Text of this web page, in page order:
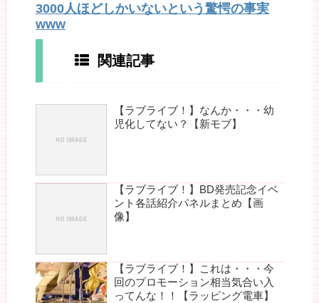
3000人ほどしかいないという驚愕の事実
www
関連記事
【ラブライブ！】なんか・・・幼
児化してない？【新モブ】
【ラブライブ！】BD発売記念イベ
ント各話紹介パネルまとめ【画
像】
【ラブライブ！】これは・・・今
回のプロモーション相当気合い入
ってんな！！【ラッピング電車】